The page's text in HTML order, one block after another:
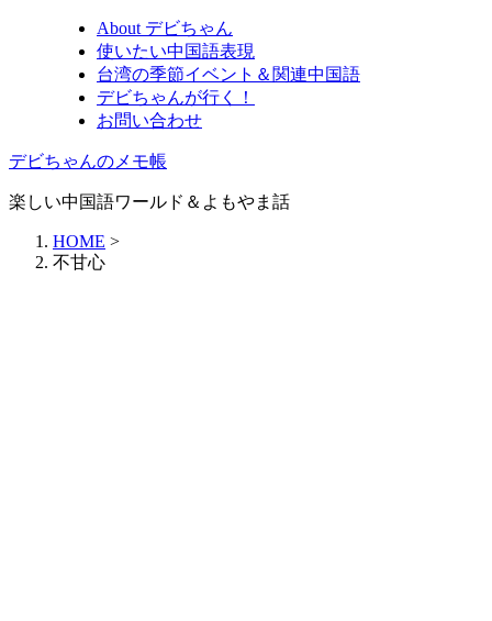
About デビちゃん
使いたい中国語表現
台湾の季節イベント＆関連中国語
デビちゃんが行く！
お問い合わせ
デビちゃんのメモ帳
楽しい中国語ワールド＆よもやま話
HOME >
不甘心